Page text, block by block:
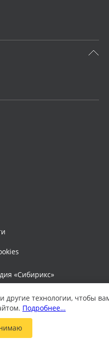
«Сибирикс»
технологии, чтобы
Подробнее…